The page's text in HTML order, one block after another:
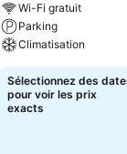
Wi-Fi gratuit
Parking
Climatisation
Sélectionnez des
pour voir les prix
exacts